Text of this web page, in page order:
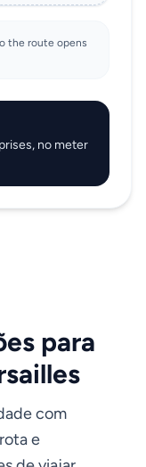
the route opens
no meter
para
com
e